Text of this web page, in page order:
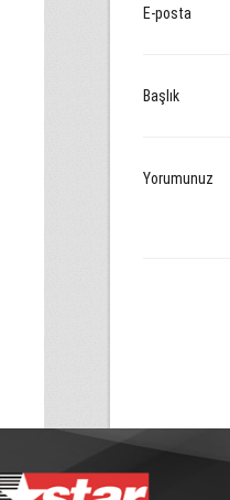
E-posta
Başlık
Yorumunuz